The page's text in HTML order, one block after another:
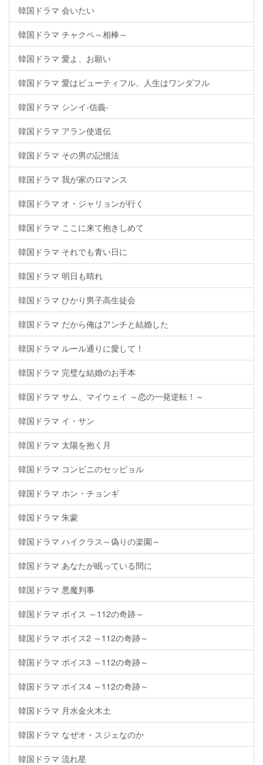
韓国ドラマ 会いたい
韓国ドラマ チャクペ～相棒～
韓国ドラマ 愛よ、お願い
韓国ドラマ 愛はビューティフル、人生はワンダフル
韓国ドラマ シンイ-信義-
韓国ドラマ アラン使道伝
韓国ドラマ その男の記憶法
韓国ドラマ 我が家のロマンス
韓国ドラマ オ・ジャリョンが行く
韓国ドラマ ここに来て抱きしめて
韓国ドラマ それでも青い日に
韓国ドラマ 明日も晴れ
韓国ドラマ ひかり男子高生徒会
韓国ドラマ だから俺はアンチと結婚した
韓国ドラマ ルール通りに愛して！
韓国ドラマ 完璧な結婚のお手本
韓国ドラマ サム、マイウェイ ～恋の一発逆転！～
韓国ドラマ イ・サン
韓国ドラマ 太陽を抱く月
韓国ドラマ コンビニのセッピョル
韓国ドラマ ホン・チョンギ
韓国ドラマ 朱蒙
韓国ドラマ ハイクラス～偽りの楽園～
韓国ドラマ あなたが眠っている間に
韓国ドラマ 悪魔判事
韓国ドラマ ボイス ～112の奇跡～
韓国ドラマ ボイス2 ～112の奇跡～
韓国ドラマ ボイス3 ～112の奇跡～
韓国ドラマ ボイス4 ～112の奇跡～
韓国ドラマ 月水金火木土
韓国ドラマ なぜオ・スジェなのか
韓国ドラマ 流れ星